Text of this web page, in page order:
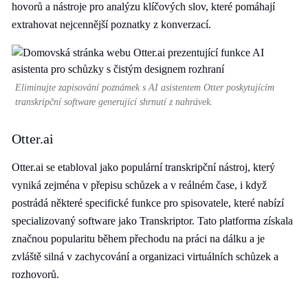
hovorů a nástroje pro analýzu klíčových slov, které pomáhají
extrahovat nejcennější poznatky z konverzací.
Eliminujte zapisování poznámek s AI asistentem Otter poskytujícím
transkripční software generující shrnutí z nahrávek.
Otter.ai
Otter.ai se etabloval jako populární transkripční nástroj, který
vyniká zejména v přepisu schůzek a v reálném čase, i když
postrádá některé specifické funkce pro spisovatele, které nabízí
specializovaný software jako Transkriptor. Tato platforma získala
značnou popularitu během přechodu na práci na dálku a je
zvláště silná v zachycování a organizaci virtuálních schůzek a
rozhovorů.